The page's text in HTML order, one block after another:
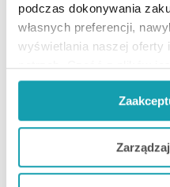
podczas dokonywania
własnych preferencji,
wyświetlania naszej oferty
potrzeb. Część z plików
do prawidłowego
funkcjonalności. W
korzystasz z naszej
do naszych Partnerów
Jeżeli chcesz dostosować
Jak pielęgnować
smarować ciało po